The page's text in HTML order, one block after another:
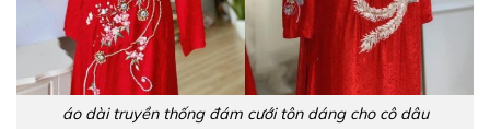
áo dài truyền thống đám cưới tôn dáng cho cô dâu